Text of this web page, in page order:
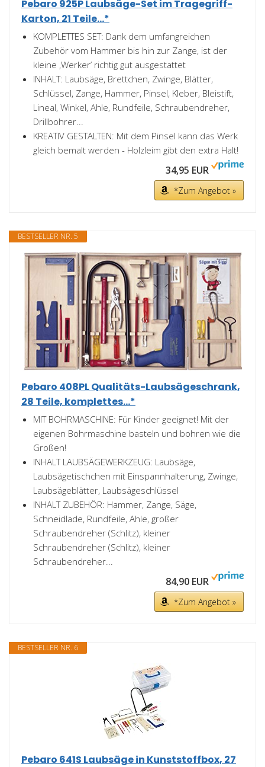
Pebaro 925P Laubsäge-Set im Tragegriff-
Karton, 21 Teile...*
KOMPLETTES SET: Dank dem umfangreichen
Zubehör vom Hammer bis hin zur Zange, ist der
kleine ‚Werker’ richtig gut ausgestattet
INHALT: Laubsäge, Brettchen, Zwinge, Blätter,
Schlüssel, Zange, Hammer, Pinsel, Kleber, Bleistift,
Lineal, Winkel, Ahle, Rundfeile, Schraubendreher,
Drillbohrer...
KREATIV GESTALTEN: Mit dem Pinsel kann das Werk
gleich bemalt werden - Holzleim gibt den extra Halt!
34,95 EUR
*Zum Angebot »
BESTSELLER NR. 5
Pebaro 408PL Qualitäts-Laubsägeschrank,
28 Teile, komplettes...*
MIT BOHRMASCHINE: Für Kinder geeignet! Mit der
eigenen Bohrmaschine basteln und bohren wie die
Großen!
INHALT LAUBSÄGEWERKZEUG: Laubsäge,
Laubsägetischchen mit Einspannhalterung, Zwinge,
Laubsägeblätter, Laubsägeschlüssel
INHALT ZUBEHÖR: Hammer, Zange, Säge,
Schneidlade, Rundfeile, Ahle, großer
Schraubendreher (Schlitz), kleiner
Schraubendreher (Schlitz), kleiner
Schraubendreher...
84,90 EUR
*Zum Angebot »
BESTSELLER NR. 6
Pebaro 641S Laubsäge in Kunststoffbox, 27